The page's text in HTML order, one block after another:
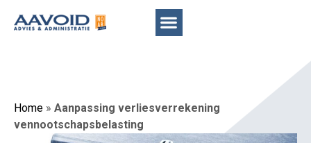
Home » Aanpassing verliesverrekening
vennootschapsbelasting